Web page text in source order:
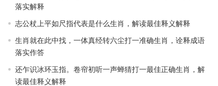
落实解释
志公杖上平如尺指代表是什么生肖，解读最佳释义解释
生肖就在此中找，一体真经转六尘打一准确生肖，诠释成语
落实作答
还乍识冰环玉指。卷帘初听一声蝉猜打一最佳正确生肖，解
读最佳释义解释